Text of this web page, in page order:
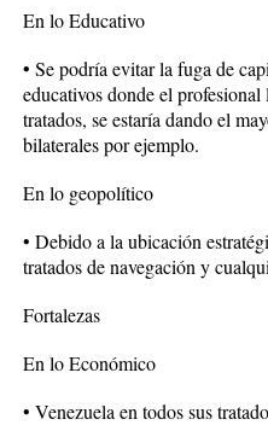
En lo Educativo
• Se podría evitar la fuga de
educativos donde el profesional
tratados, se estaría dando el
bilaterales por ejemplo.
En lo geopolítico
• Debido a la ubicación
tratados de navegación y
Fortalezas
En lo Económico
• Venezuela en todos sus